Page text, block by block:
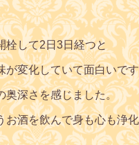
栓して2日3日経つと
が変化していて面白いで
奥深さを感じました。
お酒を飲んで身も心も浄